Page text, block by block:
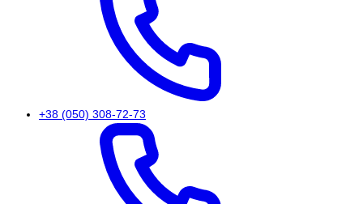
+38 (050) 308-72-73